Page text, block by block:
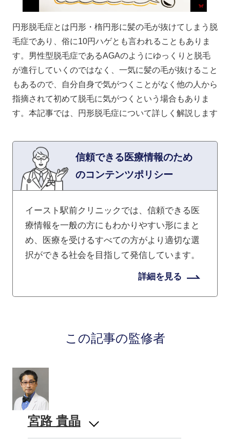
円形脱毛症とは円形・楕円形に髪の毛が抜けてしまう脱
毛症であり、俗に10円ハゲとも言われることもありま
す。男性型脱毛症であるAGAのようにゆっくりと脱毛
が進行していくのではなく、一気に髪の毛が抜けること
もあるので、自分自身で気がつくことがなく他の人から
指摘されて初めて脱毛に気がつくという場合もありま
す。本記事では、円形脱毛症について詳しく解説します
信頼できる医療情報のため
のコンテンツポリシー
イースト駅前クリニックでは、信頼できる医
療情報を一般の方にもわかりやすい形にまと
め、医療を受けるすべての方がより適切な選
択ができる社会を目指して発信しています。
詳細を見る
この記事の監修者
宮路 貴晶